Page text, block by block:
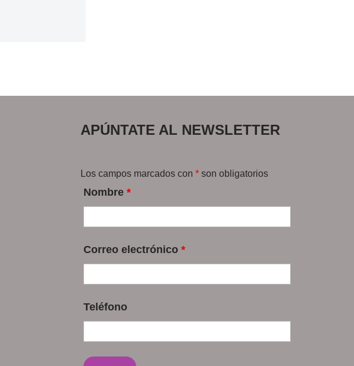
APÚNTATE AL NEWSLETTER
Los campos marcados con * son obligatorios
Nombre *
Correo electrónico *
Teléfono